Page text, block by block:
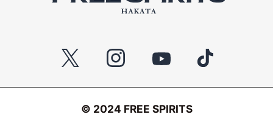
©︎ 2024 FREE SPIRITS